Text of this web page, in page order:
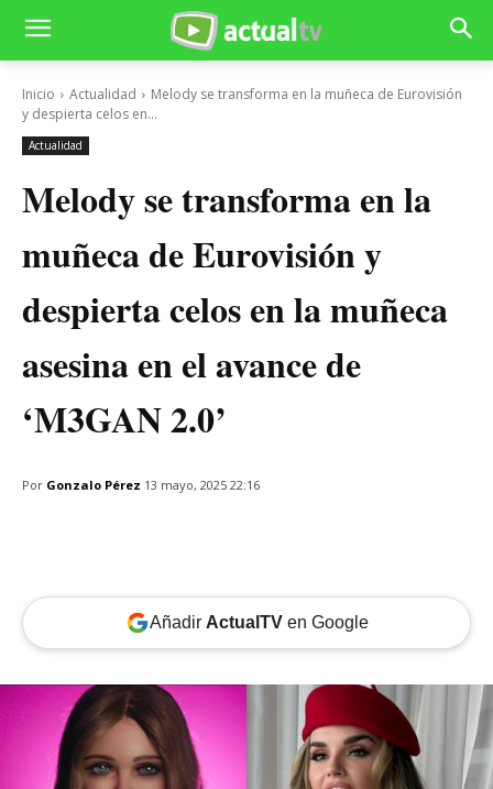
Inicio Actualidad
Melody se transforma en la muñeca de Eurovisión
y despierta celos en...
Actualidad
Melody se transforma en la
muñeca de Eurovisión y
despierta celos en la muñeca
asesina en el avance de
‘M3GAN 2.0’
Por Gonzalo Pérez 13 mayo, 2025 22:16
Añadir ActualTVen Google